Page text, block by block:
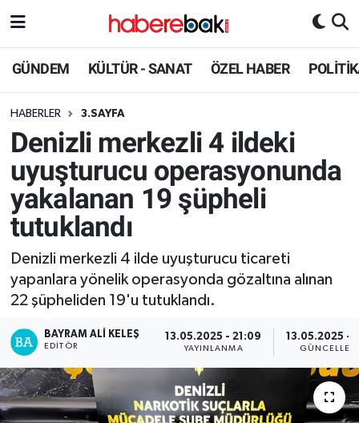
GÜNDEM KÜLTÜR - SANAT ÖZEL HABER
HABERLER 3.SAYFA
Denizli merkezli 4 ildeki
uyuşturucu operasyonunda
yakalanan 19 şüpheli
tutuklandı
Denizli merkezli 4 ilde uyuşturucu ticareti
yapanlara yönelik operasyonda gözaltına alınan
22 şüpheliden 19'u tutuklandı.
BAYRAM ALI KELEŞ
EDITÖR
13.05.2025 - 21:09
YAYINLANMA
13.05.2025 -
Hava Durumu
Süper Lig Puan Durumu ve Fikstür
Tüm Manşetler
Son Dakika Haberleri
Haber Arşivi